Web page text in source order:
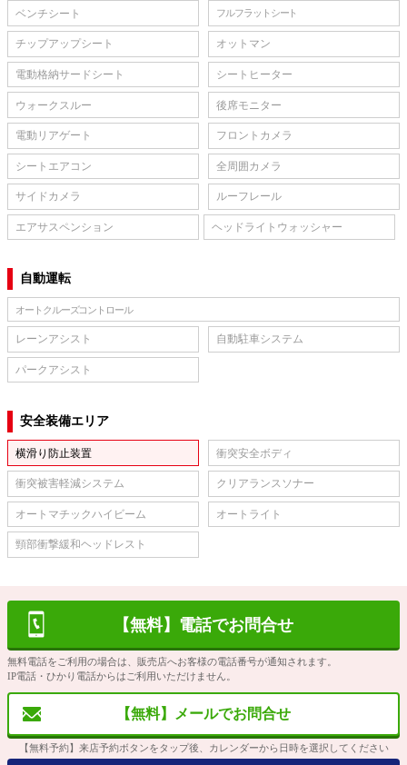
ベンチシート フルフラットシート
チップアップシート オットマン
電動格納サードシート シートヒーター
ウォークスルー 後席モニター
電動リアゲート フロントカメラ
シートエアコン 全周囲カメラ
サイドカメラ ルーフレール
エアサスペンション ヘッドライトウォッシャー
自動運転
オートクルーズコントロール
レーンアシスト 自動駐車システム
パークアシスト
安全装備エリア
横滑り防止装置 衝突安全ボディ
衝突被害軽減システム クリアランスソナー
オートマチックハイビーム オートライト
頸部衝撃緩和ヘッドレスト
【無料】電話でお問合せ
無料電話をご利用の場合は、販売店へお客様の電話番号が通知されます。
IP電話・ひかり電話からはご利用いただけません。
【無料】メールでお問合せ
【無料予約】来店予約ボタンをタップ後、カレンダーから日時を選択してください